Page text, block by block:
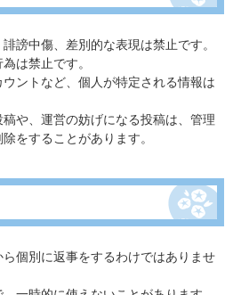
謗中傷、差別的な表現は禁止です。
は禁止です。
ントなど、個人が特定される情報は
や、運営の妨げになる投稿は、管理
をすることがあります。
個別に返事をするわけではありませ